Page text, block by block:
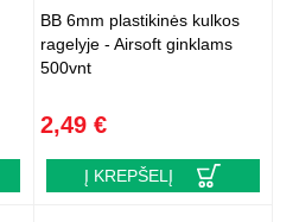
BB 6mm plastikinės kulkos
ragelyje - Airsoft ginklams
500vnt
2,49 €
Į KREPŠELĮ